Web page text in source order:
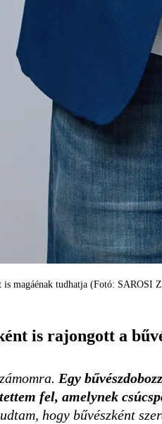
magáénak tudhatja (Fotó: SAROSI
is rajongott a
Egy
fel, amelynek
hogy bűvészként